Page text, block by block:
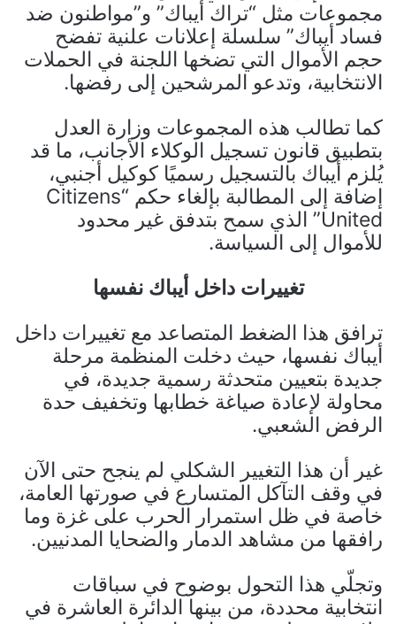
مجموعات مثل “تراك أيباك” و”مواطنون ضد
فساد أيباك” سلسلة إعلانات علنية تفضح
حجم الأموال التي تضخها اللجنة في الحملات
الانتخابية، وتدعو المرشحين إلى رفضها.
كما تطالب هذه المجموعات وزارة العدل
بتطبيق قانون تسجيل الوكلاء الأجانب، ما قد
يُلزم أيباك بالتسجيل رسميًا كوكيل أجنبي،
إضافة إلى المطالبة بإلغاء حكم “Citizens
United” الذي سمح بتدفق غير محدود
للأموال إلى السياسة.
تغييرات داخل أيباك نفسها
ترافق هذا الضغط المتصاعد مع تغييرات داخل
أيباك نفسها، حيث دخلت المنظمة مرحلة
جديدة بتعيين متحدثة رسمية جديدة، في
محاولة لإعادة صياغة خطابها وتخفيف حدة
الرفض الشعبي.
غير أن هذا التغيير الشكلي لم ينجح حتى الآن
في وقف التآكل المتسارع في صورتها العامة،
خاصة في ظل استمرار الحرب على غزة وما
رافقها من مشاهد الدمار والضحايا المدنيين.
وتجلّي هذا التحول بوضوح في سباقات
انتخابية محددة، من بينها الدائرة العاشرة في